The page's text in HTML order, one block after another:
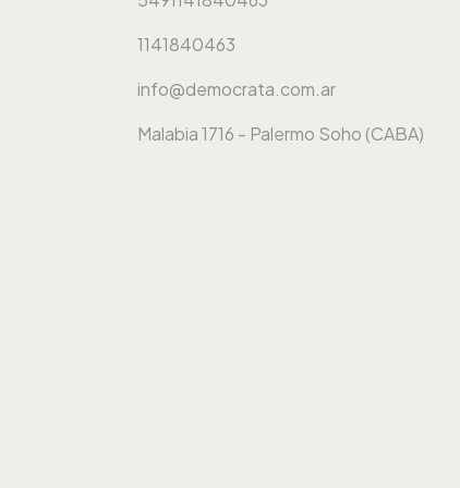
1141840463
info@democrata.com.ar
Malabia 1716 - Palermo Soho (CABA)